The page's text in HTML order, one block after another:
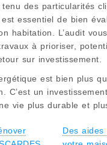
tenu des particularités
essentiel de bien
habitation. L’audit
à prioriser,
sur investissement.
est bien plus
C’est un
vie plus durable et
Des